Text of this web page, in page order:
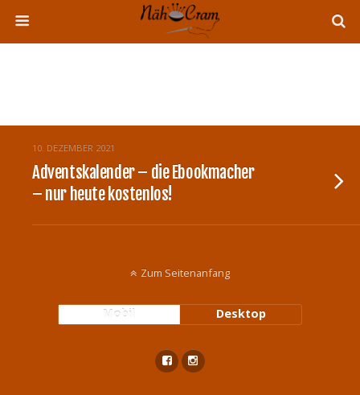
10. DEZEMBER 2021
Adventskalender – die Ebookmacher
– nur heute kostenlos!
Zum Seitenanfang
Mobil Desktop